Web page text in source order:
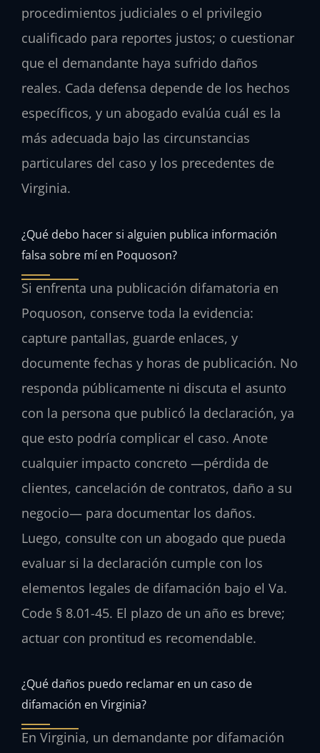
procedimientos judiciales o el privilegio
cualificado para reportes justos; o cuestionar
que el demandante haya sufrido daños
reales. Cada defensa depende de los hechos
específicos, y un abogado evalúa cuál es la
más adecuada bajo las circunstancias
particulares del caso y los precedentes de
Virginia.
¿Qué debo hacer si alguien publica información
falsa sobre mí en Poquoson?
Si enfrenta una publicación difamatoria en
Poquoson, conserve toda la evidencia:
capture pantallas, guarde enlaces, y
documente fechas y horas de publicación. No
responda públicamente ni discuta el asunto
con la persona que publicó la declaración, ya
que esto podría complicar el caso. Anote
cualquier impacto concreto —pérdida de
clientes, cancelación de contratos, daño a su
negocio— para documentar los daños.
Luego, consulte con un abogado que pueda
evaluar si la declaración cumple con los
elementos legales de difamación bajo el Va.
Code § 8.01-45. El plazo de un año es breve;
actuar con prontitud es recomendable.
¿Qué daños puedo reclamar en un caso de
difamación en Virginia?
En Virginia, un demandante por difamación